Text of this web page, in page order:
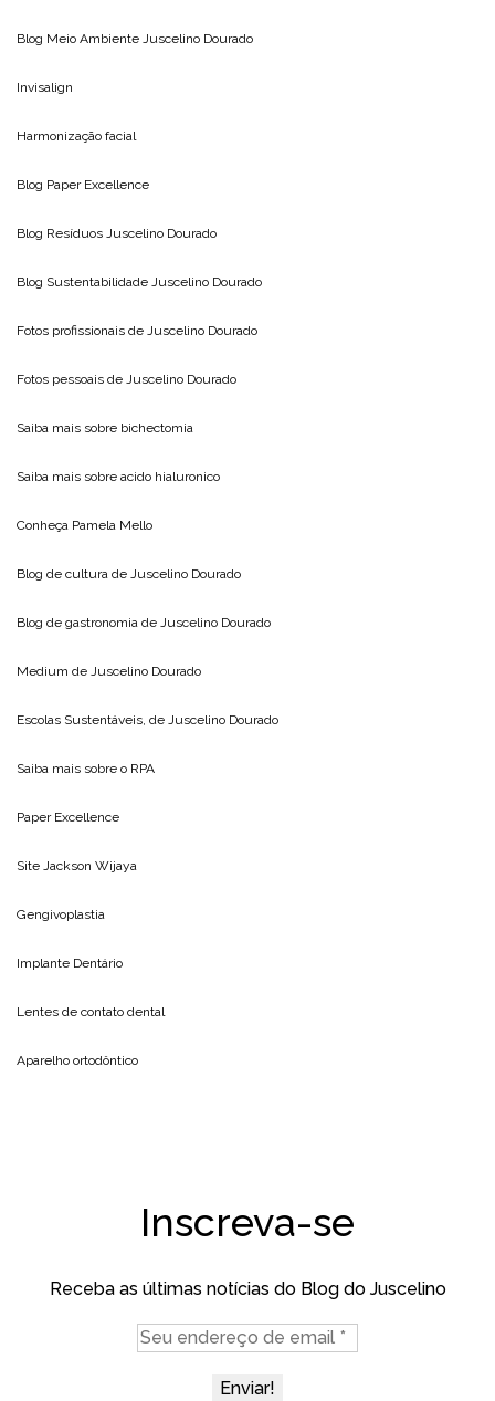
Blog Meio Ambiente Juscelino Dourado
Invisalign
Harmonização facial
Blog Paper Excellence
Blog Resíduos Juscelino Dourado
Blog Sustentabilidade Juscelino Dourado
Fotos profissionais de Juscelino Dourado
Fotos pessoais de Juscelino Dourado
Saiba mais sobre bichectomia
Saiba mais sobre acido hialuronico
Conheça Pamela Mello
Blog de cultura de Juscelino Dourado
Blog de gastronomia de Juscelino Dourado
Medium de Juscelino Dourado
Escolas Sustentáveis, de Juscelino Dourado
Saiba mais sobre o RPA
Paper Excellence
Site Jackson Wijaya
Gengivoplastia
Implante Dentário
Lentes de contato dental
Aparelho ortodôntico
Inscreva-se
Receba as últimas notícias do Blog do Juscelino